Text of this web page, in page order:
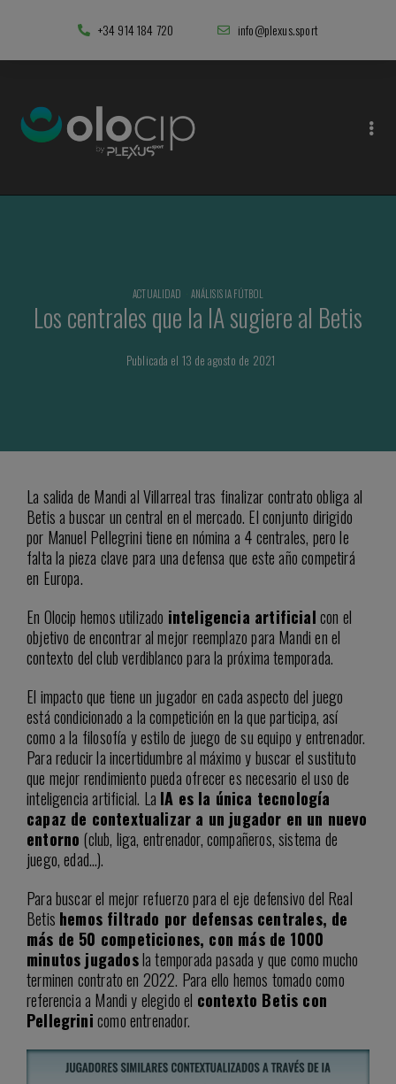
+34 914 184 720 info@plexus.sport
ACTUALIDAD ANÁLISIS IA FÚTBOL
Los centrales que la IA sugiere al Betis
Publicada el 13 de agosto de 2021
La salida de Mandi al Villarreal tras finalizar contrato obliga al
Betis a buscar un central en el mercado. El conjunto dirigido
por Manuel Pellegrini tiene en nómina a 4 centrales, pero le
falta la pieza clave para una defensa que este año competirá
en Europa.
En Olocip hemos utilizado inteligencia artificialcon el
objetivo de encontrar al mejor reemplazo para Mandi en el
contexto del club verdiblanco para la próxima temporada.
El impacto que tiene un jugador en cada aspecto del juego
está condicionado a la competición en la que participa, así
como a la filosofía y estilo de juego de su equipo y entrenador.
Para reducir la incertidumbre al máximo y buscar el sustituto
que mejor rendimiento pueda ofrecer es necesario el uso de
inteligencia artificial. La IA es la única tecnología
capaz de contextualizar a un jugador en un nuevo
entorno (club, liga, entrenador, compañeros, sistema de
juego, edad…).
Para buscar el mejor refuerzo para el eje defensivo del Real
Betis hemos filtrado por defensas centrales, de
más de 50 competiciones, con más de 1000
minutos jugadosla temporada pasada y que como mucho
terminen contrato en 2022. Para ello hemos tomado como
referencia a Mandi y elegido el contexto Betis con
Pellegrinicomo entrenador.